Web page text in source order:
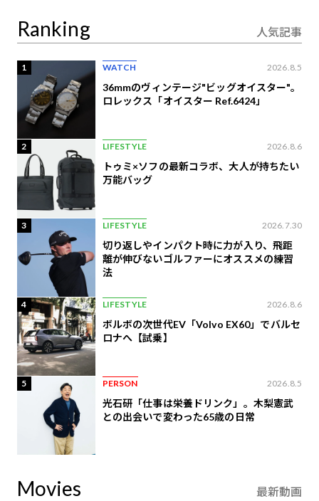
Ranking 人気記事
1 WATCH 2026.8.5
36mmのヴィンテージ"ビッグオイスター"。
ロレックス「オイスター Ref.6424」
2 LIFESTYLE 2026.8.6
トゥミ×ソフの最新コラボ、大人が持ちたい
万能バッグ
3 LIFESTYLE 2026.7.30
切り返しやインパクト時に力が入り、飛距
離が伸びないゴルファーにオススメの練習
法
4 LIFESTYLE 2026.8.6
ボルボの次世代EV「Volvo EX60」でバルセ
ロナへ【試乗】
5 PERSON 2026.8.5
光石研「仕事は栄養ドリンク」。木梨憲武
との出会いで変わった65歳の日常
Movies 最新動画